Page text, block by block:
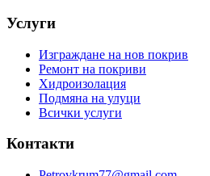
Услуги
Изграждане на нов покрив
Ремонт на покриви
Хидроизолация
Подмяна на улуци
Всички услуги
Контакти